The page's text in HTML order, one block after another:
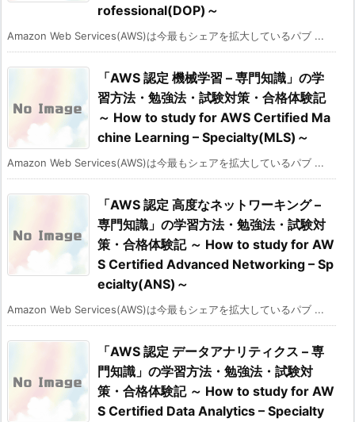
rofessional(DOP)～
Amazon Web Services(AWS)は今最もシェアを拡大しているパブ ...
「AWS 認定 機械学習 – 専門知識」の学
習方法・勉強法・試験対策・合格体験記
～ How to study for AWS Certified Ma
chine Learning – Specialty(MLS)～
Amazon Web Services(AWS)は今最もシェアを拡大しているパブ ...
「AWS 認定 高度なネットワーキング –
専門知識」の学習方法・勉強法・試験対
策・合格体験記 ～ How to study for AW
S Certified Advanced Networking – Sp
ecialty(ANS)～
Amazon Web Services(AWS)は今最もシェアを拡大しているパブ ...
「AWS 認定 データアナリティクス – 専
門知識」の学習方法・勉強法・試験対
策・合格体験記 ～ How to study for AW
S Certified Data Analytics – Specialty